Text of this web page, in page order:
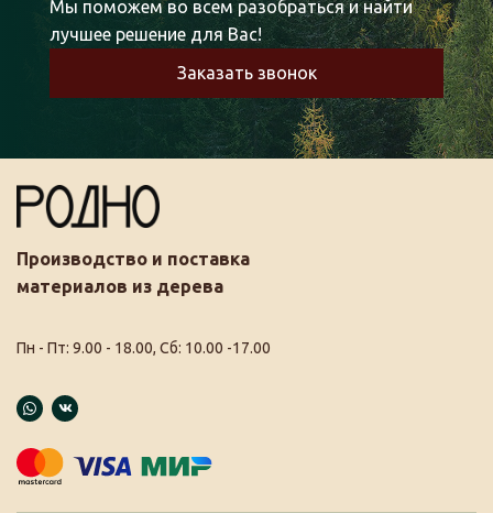
Мы поможем во всем разобраться и найти
лучшее решение для Вас!
Заказать звонок
Производство и поставка
материалов из дерева
Пн - Пт: 9.00 - 18.00, Сб: 10.00 -17.00